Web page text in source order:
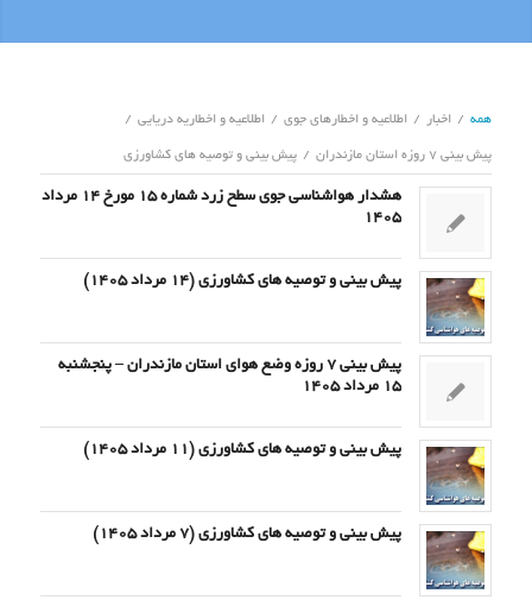
همه / اخبار / اطلاعیه و اخطارهای جوی / اطلاعیه و اخطاریه دریایی /
پیش بینی 7 روزه استان مازندران / پیش بینی و توصیه های کشاورزی
هشدار هواشناسی جوی سطح زرد شماره 15 مورخ 14 مرداد
1405
پیش بینی و توصیه های کشاورزی (14 مرداد ۱۴۰۵)
پیش بینی 7 روزه وضع هوای استان مازندران – پنجشنبه
15 مرداد 1405
پیش بینی و توصیه های کشاورزی (11 مرداد ۱۴۰۵)
پیش بینی و توصیه های کشاورزی (7 مرداد ۱۴۰۵)